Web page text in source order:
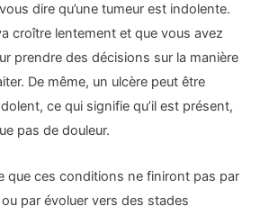
dire qu’une tumeur est indolente.
croître lentement et que vous avez
prendre des décisions sur la manière
De même, un ulcère peut être
ce qui signifie qu’il est présent,
pas de douleur.
que ces conditions ne finiront pas par
par évoluer vers des stades